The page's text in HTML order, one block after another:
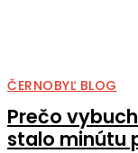
ČERNOBYĽ BLOG
Prečo
stalo minútu